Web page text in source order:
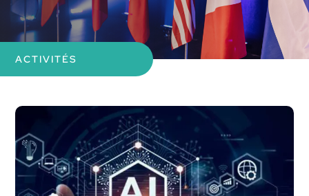
Ville de Mirabel
ACTIVITÉS